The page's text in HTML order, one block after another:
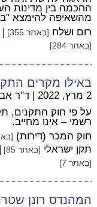
החכמה בין מדינות
מהשאיפה להימצא
רום ושלח [באתר 355]
[באתר 284]
באילו מקרים
2 מרץ, 2022 | ד"ר
על פי חוק התקנים,
רשמי – אינו מחייב.
חוק המכר (דירות)
תקן ישראלי [באתר 85]
[באתר 7]
המהנדס רונן